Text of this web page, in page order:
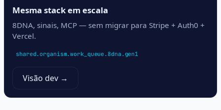
Mesma stack em escala
8DNA, sinais, MCP — sem migrar para Stripe + Auth0 +
Vercel.
shared.organism.work_queue.8dna.gen1
Visão dev →